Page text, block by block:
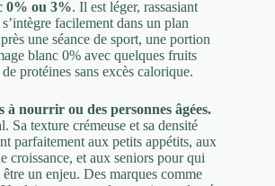
0% ou 3%. Il est léger, rassasiant
facilement dans un plan
une séance de sport, une portion
blanc 0% avec quelques fruits
protéines sans excès calorique.
à nourrir ou des personnes âgées.
Sa texture crémeuse et sa densité
parfaitement aux petits appétits, aux
croissance, et aux seniors pour qui
un enjeu. Des marques comme